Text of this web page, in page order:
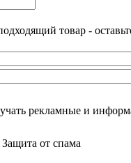
товар -
рекламные и
Защита от спама